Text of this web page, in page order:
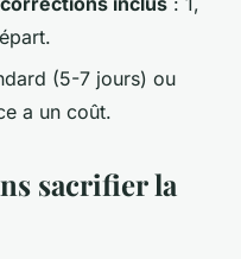
(5-7 jours) ou
a un coût.
sacrifier la